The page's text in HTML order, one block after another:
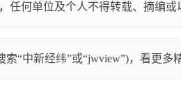
任何单位及个人不得转载、摘编或
“中新经纬”或“jwview”)，看更多